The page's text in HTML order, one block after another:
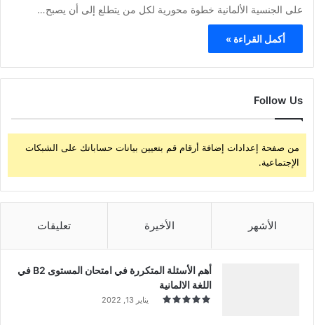
على الجنسية الألمانية خطوة محورية لكل من يتطلع إلى أن يصبح…
أكمل القراءة »
Follow Us
من صفحة إعدادات إضافة أرقام قم بتعيين بيانات حساباتك على الشبكات
الإجتماعية.
الأشهر الأخيرة تعليقات
أهم الأسئلة المتكررة في امتحان المستوى B2 في
اللغة الالمانية
يناير 13, 2022